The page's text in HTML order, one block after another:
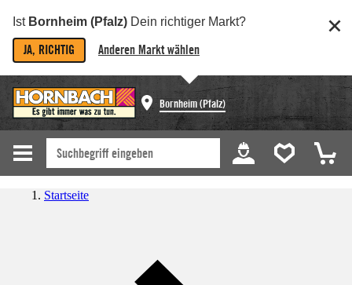
Ist Bornheim (Pfalz) Dein richtiger Markt?
JA, RICHTIG Anderen Markt wählen
Bornheim (Pfalz)
Startseite